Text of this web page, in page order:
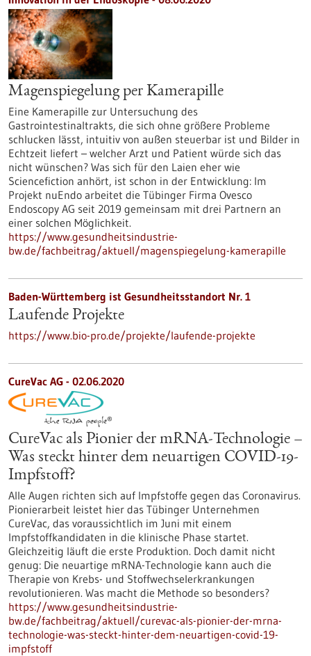
Magenspiegelung per Kamerapille
Eine Kamerapille zur Untersuchung des
Gastrointestinaltrakts, die sich ohne größere Probleme
schlucken lässt, intuitiv von außen steuerbar ist und Bilder in
Echtzeit liefert – welcher Arzt und Patient würde sich das
nicht wünschen? Was sich für den Laien eher wie
Sciencefiction anhört, ist schon in der Entwicklung: Im
Projekt nuEndo arbeitet die Tübinger Firma Ovesco
Endoscopy AG seit 2019 gemeinsam mit drei Partnern an
einer solchen Möglichkeit.
https://www.gesundheitsindustrie-
bw.de/fachbeitrag/aktuell/magenspiegelung-kamerapille
Baden-Württemberg ist Gesundheitsstandort Nr. 1
Laufende Projekte
https://www.bio-pro.de/projekte/laufende-projekte
CureVac AG - 02.06.2020
CureVac als Pionier der mRNA-Technologie –
Was steckt hinter dem neuartigen COVID-19-
Impfstoff?
Alle Augen richten sich auf Impfstoffe gegen das Coronavirus.
Pionierarbeit leistet hier das Tübinger Unternehmen
CureVac, das voraussichtlich im Juni mit einem
Impfstoffkandidaten in die klinische Phase startet.
Gleichzeitig läuft die erste Produktion. Doch damit nicht
genug: Die neuartige mRNA-Technologie kann auch die
Therapie von Krebs- und Stoffwechselerkrankungen
revolutionieren. Was macht die Methode so besonders?
https://www.gesundheitsindustrie-
bw.de/fachbeitrag/aktuell/curevac-als-pionier-der-mrna-
technologie-was-steckt-hinter-dem-neuartigen-covid-19-
impfstoff